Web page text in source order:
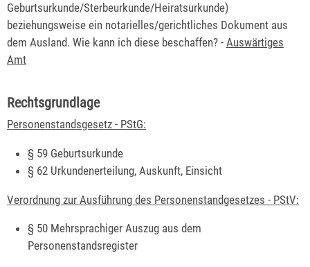
Geburtsurkunde/Sterbeurkunde/Heiratsurkunde)
beziehungsweise ein notarielles/gerichtliches Dokument aus
dem Ausland. Wie kann ich diese beschaffen? - Auswärtiges
Amt
Rechtsgrundlage
Personenstandsgesetz - PStG:
§ 59 Geburtsurkunde
§ 62 Urkundenerteilung, Auskunft, Einsicht
Verordnung zur Ausführung des Personenstandgesetzes - PStV:
§ 50 Mehrsprachiger Auszug aus dem
Personenstandsregister